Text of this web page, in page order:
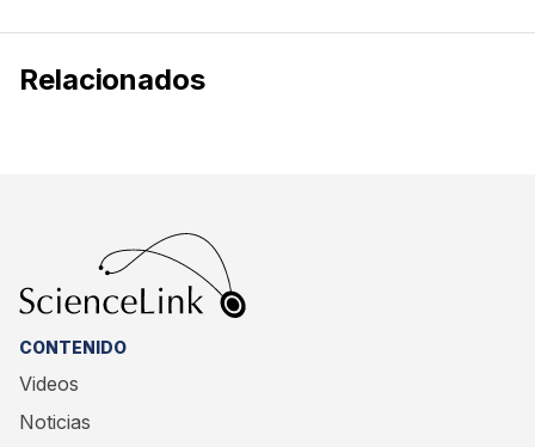
Relacionados
CONTENIDO
Videos
Noticias